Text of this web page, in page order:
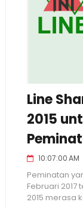
Line
2015
10:07:00 AM
Peminatan
Februari
2015 merasa